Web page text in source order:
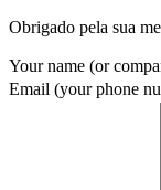
Obrigado pela sua
Your name (or
Email (your phone